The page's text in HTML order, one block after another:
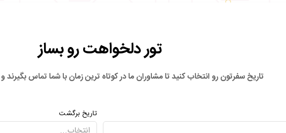
تور دلخواهت رو بساز
تاریخ سفرتون رو انتخاب کنید تا مشاوران ما در کوتاه ترین زمان با شما تماس بگیرند
تاریخ برگشت